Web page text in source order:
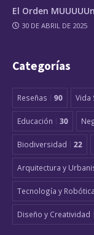
El Orden
30 DE ABRIL DE 2025
Categorías
Reseñas 90 Vida
Educación 30
Biodiversidad 22
Arquitectura y
Tecnología y Robótica
Diseño y Creatividad